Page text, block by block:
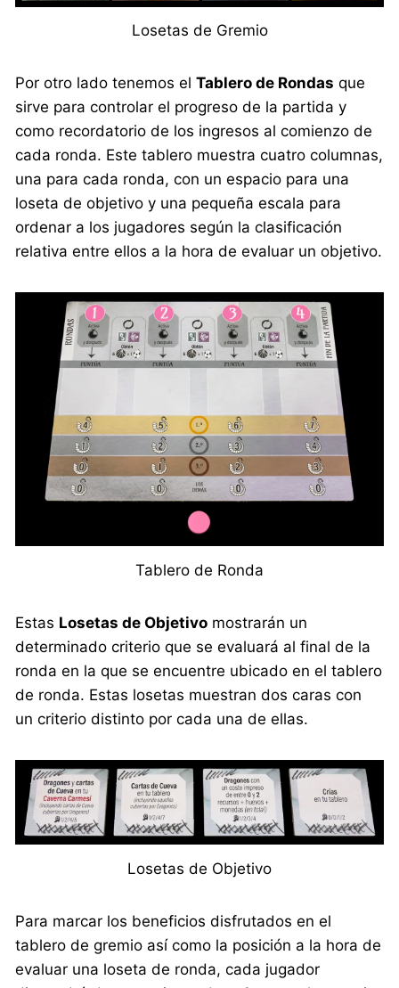
Losetas de Gremio
Por otro lado tenemos elTablero de Rondas que
sirve para controlar el progreso de la partida y
como recordatorio de los ingresos al comienzo de
cada ronda. Este tablero muestra cuatro columnas,
una para cada ronda, con un espacio para una
loseta de objetivo y una pequeña escala para
ordenar a los jugadores según la clasificación
relativa entre ellos a la hora de evaluar un objetivo.
Tablero de Ronda
Estas Losetas de Objetivo mostrarán un
determinado criterio que se evaluará al final de la
ronda en la que se encuentre ubicado en el tablero
de ronda. Estas losetas muestran dos caras con
un criterio distinto por cada una de ellas.
Losetas de Objetivo
Para marcar los beneficios disfrutados en el
tablero de gremio así como la posición a la hora de
evaluar una loseta de ronda, cada jugador